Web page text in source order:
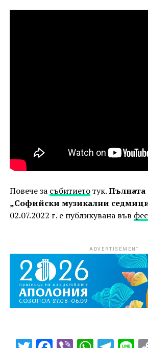
Повече за събитиетотук.
„Софийски музикални
02.07.2022 г. е публикувана във
ADVERTISEMENT